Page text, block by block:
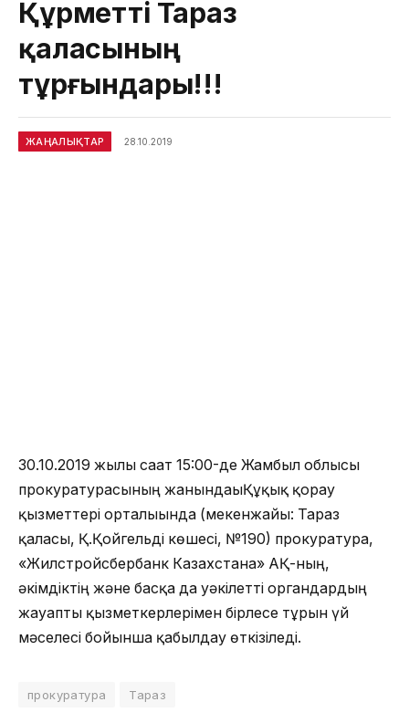
Құрметті Тараз
қаласының
тұрғындары!!!
ЖАҢАЛЫҚТАР 28.10.2019
30.10.2019 жылы сағат 15:00-де Жамбыл облысы
прокуратурасының жанындағыҚұқық қорғау
қызметтері орталығында (мекенжайы: Тараз
қаласы, Қ.Қойгельді көшесі, №190) прокуратура,
«Жилстройсбербанк Казахстана» АҚ-ның,
әкімдіктің және басқа да уәкілетті органдардың
жауапты қызметкерлерімен бірлесе тұрғын үй
мәселесі бойынша қабылдау өткізіледі.
прокуратура Тараз